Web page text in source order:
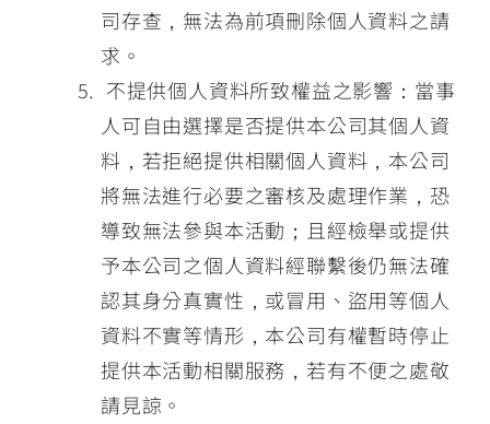
司存查，無法為前項刪除個人資料之請
求。
不提供個人資料所致權益之影響：當事
人可自由選擇是否提供本公司其個人資
料，若拒絕提供相關個人資料，本公司
將無法進行必要之審核及處理作業，恐
導致無法參與本活動；且經檢舉或提供
予本公司之個人資料經聯繫後仍無法確
認其身分真實性，或冒用、盜用等個人
資料不實等情形，本公司有權暫時停止
提供本活動相關服務，若有不便之處敬
請見諒。